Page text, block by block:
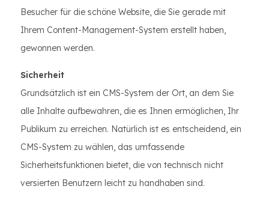
Besucher für die schöne Website, die Sie gerade mit
Ihrem Content-Management-System erstellt haben,
gewonnen werden.
Sicherheit
Grundsätzlich ist ein CMS-System der Ort, an dem Sie
alle Inhalte aufbewahren, die es Ihnen ermöglichen, Ihr
Publikum zu erreichen. Natürlich ist es entscheidend, ein
CMS-System zu wählen, das umfassende
Sicherheitsfunktionen bietet, die von technisch nicht
versierten Benutzern leicht zu handhaben sind.